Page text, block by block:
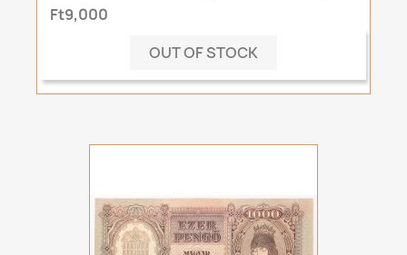
Ft9,000
OUT OF STOCK